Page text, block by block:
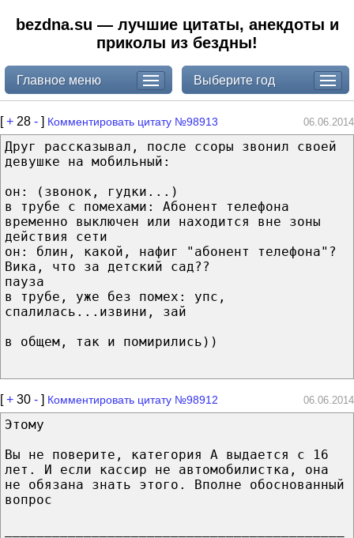
bezdna.su — лучшие цитаты, анекдоты и
приколы из бездны!
Главное меню Выберите год
[+ 28 - ] Комментировать цитату №98913 06.06.2014
Друг рассказывал, после ссоры звонил своей
девушке на мобильный:
он: (звонок, гудки...)
в трубе с помехами: Абонент телефона
временно выключен или находится вне зоны
действия сети
он: блин, какой, нафиг "абонент телефона"?
Вика, что за детский сад??
пауза
в трубе, уже без помех: упс,
спалилась...извини, зай
в общем, так и помирились))
[+ 30 - ] Комментировать цитату №98912 06.06.2014
Этому
Вы не поверите, категория А выдается с 16
лет. И если кассир не автомобилистка, она
не обязана знать этого. Вполне обоснованный
вопрос